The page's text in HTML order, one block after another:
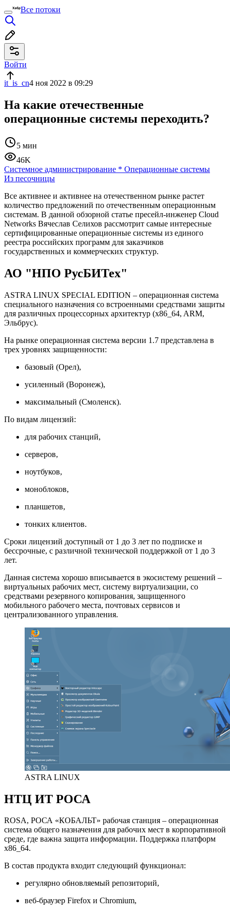
Все потоки
Войти
it_is_cn4 ноя 2022 в 09:29
На какие отечественные
операционные системы переходить?
5 мин
46K
Системное администрирование * Операционные системы
Из песочницы
Все активнее и активнее на отечественном рынке растет
количество предложений по отечественным операционным
системам. В данной обзорной статье пресейл-инженер Cloud
Networks Вячеслав Селихов рассмотрит самые интересные
сертифицированные операционные системы из единого
реестра российских программ для заказчиков
государственных и коммерческих структур.
АО "НПО РусБИТех"
ASTRA LINUX SPECIAL EDITION – операционная система
специального назначения со встроенными средствами защиты
для различных процессорных архитектур (x86_64, ARM,
Эльбрус).
На рынке операционная система версии 1.7 представлена в
трех уровнях защищенности:
базовый (Орел),
усиленный (Воронеж),
максимальный (Смоленск).
По видам лицензий:
для рабочих станций,
серверов,
ноутбуков,
моноблоков,
планшетов,
тонких клиентов.
Сроки лицензий доступный от 1 до 3 лет по подписке и
бессрочные, с различной технической поддержкой от 1 до 3
лет.
Данная система хорошо вписывается в экосистему решений –
виртуальных рабочих мест, систему виртуализации, со
средствами резервного копирования, защищенного
мобильного рабочего места, почтовых сервисов и
централизованного управления.
ASTRA LINUX
НТЦ ИТ РОСА
ROSA, РОСА «КОБАЛЬТ» рабочая станция – операционная
система общего назначения для рабочих мест в корпоративной
среде, где важна защита информации. Поддержка платформ
x86_64.
В состав продукта входит следующий функционал:
регулярно обновляемый репозиторий,
веб-браузер Firefox и Chromium,